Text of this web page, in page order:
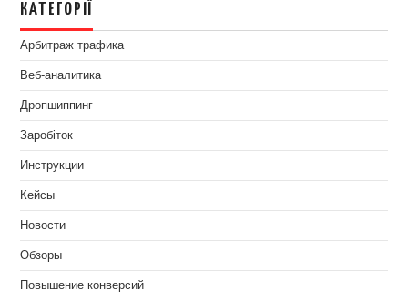
КАТЕГОРІЇ
Арбитраж трафика
Веб-аналитика
Дропшиппинг
Заробіток
Инструкции
Кейсы
Новости
Обзоры
Повышение конверсий